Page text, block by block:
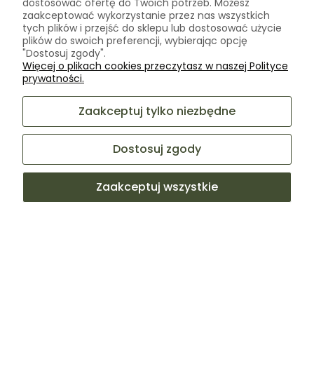
Komentarz sklepu
Dziękujemy za tak pozytywną opinię - to czysta
przyjemność obsługiwać takich klientów! Doceniamy
czas i wysiłek włożony w podzielenie się z nami Twoimi
dostosować ofertę do Twoich potrzeb. Możesz
zaakceptować wykorzystanie przez nas wszystkich
tych plików i przejść do sklepu lub dostosować użycie
plików do swoich preferencji, wybierając opcję
"Dostosuj zgody".
Więcej o plikach cookies przeczytasz w naszej Polityce
prywatności.
Zaakceptuj tylko niezbędne
Dostosuj zgody
Zaakceptuj wszystkie